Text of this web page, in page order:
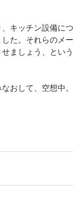
キッチン設備につ
た。それらのメ
ましょう、とい
おして、空想中。